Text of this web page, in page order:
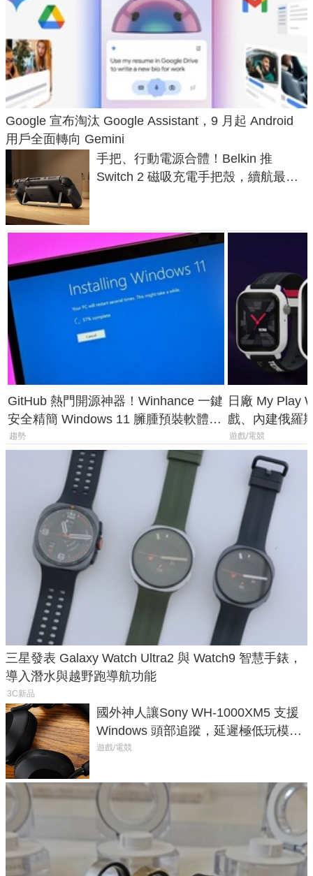
Google 宣布淘汰 Google Assistant，9 月起 Android
用戶全面轉向 Gemini
手把、行動電源合體！Belkin 推
Switch 2 磁吸充電手把殼，續航最高
GitHub 熱門開源神器！Winhance 一鍵
安全精簡 Windows 11 臃腫預裝軟體與
後台追蹤
趨勢
日廠 My Play
戲、內建俄羅
過竟然不能連
遊戲/電競
三星發表 Galaxy Watch Ultra2 與 Watch9 智慧手錶，
導入潛水與越野跑導航功能
3C新品
國外神人讓Sony WH-1000XM5 支援
Windows 頭部追蹤，延遲極低玩模擬
飛行超有感
遊戲/電競